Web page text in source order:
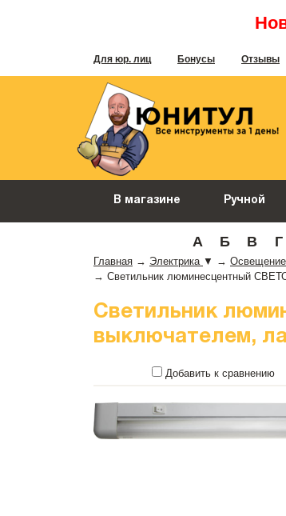
Для юр. лиц Бонусы Отзывы
В магазине Ручной
А Б В Г
Главная → Электрика ▼ → Освещение
→ Светильник люминесцентный
Светильник
выключателем,
Добавить к сравнению